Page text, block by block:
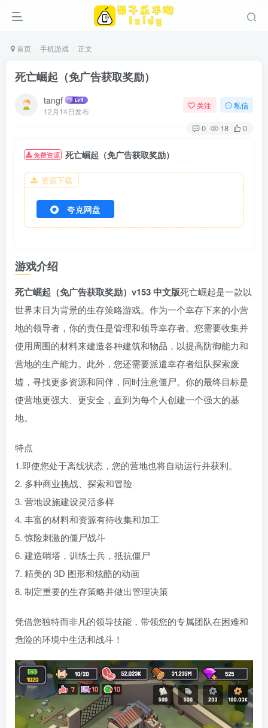
首页 手机游戏 正文
死亡崛起（免广告获取奖励）
tangf
12月14日发布
关注 私信
0 18 0
免费资源 死亡崛起（免广告获取奖励）
资源下载
夸克网盘
游戏介绍
死亡崛起（免广告获取奖励）v153 中文版死亡崛起是一款以
世界末日为背景的生存策略游戏。作为一个幸存下来的小营
地的领导者，你的责任是管理和领导幸存者。您需要收集并
使用周围的材料来建造各种建筑和物品，以提高防御能力和
营地的生产能力。此外，您还需要派遣幸存者组队探索废
墟，寻找更多资源和同伴，同时注意僵尸。你的最终目标是
使营地更强大、更安全，直到为每个人创建一个强大的基
地。
特点
1.即使您处于离线状态，您的营地也将自动运行并获利。
2. 多种商业挑战、探索和冒险
3. 营地设施建设灵活多样
4. 丰富的材料和资源有待收集和加工
5. 惊险刺激的僵尸战斗
6. 建造哨塔，训练士兵，抵抗僵尸
7. 精美的 3D 图形和炫酷的动画
8. 制定重要的生存策略并做出管理决策
凭借您独特而非凡的领导技能，带领您的专属团队在困难和
危险的环境中生活和战斗！